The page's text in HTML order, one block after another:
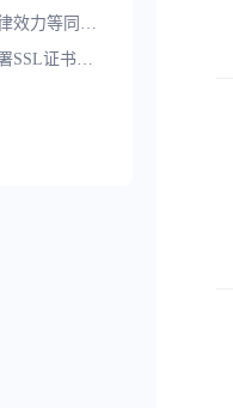
疫情期间，签署电子劳动合同法律效力等同于纸质合同吗？
如何有效避免信息泄露？网站部署SSL证书是基本保障